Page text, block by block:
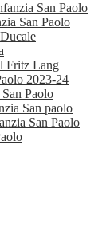
San Paolo
San Paolo
Fritz Lang
2023-24
Paolo
San paolo
San Paolo